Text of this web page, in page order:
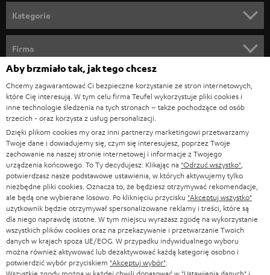
n
e
w
s
l
e
t
t
e
r
a
Kategorie
KOMPLETNE SYSTEMY
SOUNDBARY
GŁOŚNIKI HIFI
SMART HOME
BLUETOOTH
SŁUCHAWKI
SŁUCHAWKI BLUETOOTH
WIEŻE HI-FI
Firma
WSPARCIE
KARIERA
KONTAKT PRASOWY
B2B
BLOG
NEWSLETTER
SKLEPY
KORZYŚCI
Sklepy internetowe Teufel
NIEMCY
AUSTRIA
SZWAJCARIA
HOLANDIA
BELGIA
Aby brzmiało tak, jak tego chcesz
Chcemy zagwarantować Ci bezpieczne korzystanie ze stron internetowych,
które Cię interesują. W tym celu firma Teufel wykorzystuje pliki cookies i
inne technologie śledzenia na tych stronach – także pochodzące od osób
trzecich - oraz korzysta z usług personalizacji.
Dzięki plikom cookies my oraz inni partnerzy marketingowi przetwarzamy
Twoje dane i dowiadujemy się, czym się interesujesz, poprzez Twoje
zachowanie na naszej stronie internetowej i informacje z Twojego
urządzenia końcowego. To Ty decydujesz: Klikając na "Odrzuć wszystko"
potwierdzasz nasze podstawowe ustawienia, w których aktywujemy tylko
niezbędne pliki cookies. Oznacza to, że będziesz otrzymywać rekomendacje,
ale będą one wybierane losowo. Po kliknięciu przycisku "Akceptuj wszystko"
użytkownik będzie otrzymywał spersonalizowane reklamy i treści, które są
dla niego naprawdę istotne. W tym miejscu wyrażasz zgodę na wykorzystanie
wszystkich plików cookies oraz na przekazywanie i przetwarzanie Twoich
danych w krajach spoza UE/EOG. W przypadku indywidualnego wyboru
można również aktywować lub dezaktywować każdą kategorię osobno i
potwierdzić wybór przyciskiem "Akceptuj wybór"